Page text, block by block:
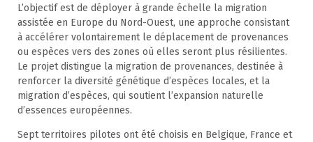
L’objectif est de déployer à grande échelle la migration
assistée en Europe du Nord-Ouest, une approche consistant
à accélérer volontairement le déplacement de provenances
ou espèces vers des zones où elles seront plus résilientes.
Le projet distingue la migration de provenances, destinée à
renforcer la diversité génétique d’espèces locales, et la
migration d’espèces, qui soutient l’expansion naturelle
d’essences européennes.
Sept territoires pilotes ont été choisis en Belgique, France et